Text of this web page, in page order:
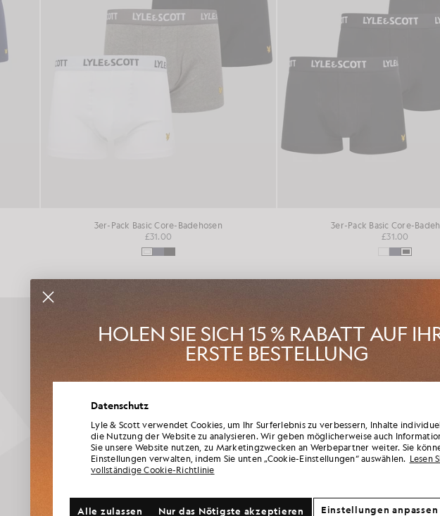
3er-Pack Basic Core-Badehosen
£31.00
3er-Pack Basic Core-
£31.00
Datenschutz
Lyle & Scott verwendet Cookies, um Ihr Surferlebnis zu verbessern, Inhalte
die Nutzung der Website zu analysieren. Wir geben möglicherweise auch
Sie unsere Website nutzen, zu Marketingzwecken an Werbepartner weiter. Sie
Einstellungen verwalten, indem Sie unten „Cookie-Einstellungen“ auswählen. Lesen
vollständige Cookie-Richtlinie
Nur das Nötigste akzeptieren
Alle zulassen Einstellungen anpassen
HOLEN SIE SICH 15 % RABATT AUF
ERSTE BESTELLUNG
Werden Sie Mitglied im „ Lyle & Scott “-Club und erfahren Sie als Erste von
Neuheiten der neuen Saison, Kooperationen und saisonalen Sonderverkäufen
für Mitglieder sowie von einem einzigartigen Willkommenscode mit 15 %
Weitere Kommunikationspräferenzen?